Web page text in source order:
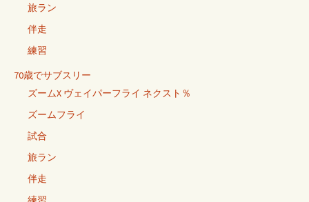
旅ラン
伴走
練習
70歳でサブスリー
ズームX ヴェイパーフライ ネクスト％
ズームフライ
試合
旅ラン
伴走